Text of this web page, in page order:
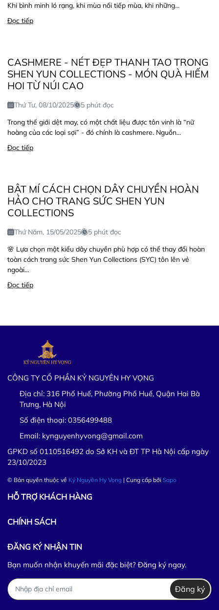
Khi bình minh ló rạng, khi mùa nối tiếp mùa, khi những...
Đọc tiếp
CASHMERE - NÉT ĐẸP THANH TAO TRONG
SHEN YUN COLLECTIONS - MÓN QUÀ HIẾM
HOI TỪ NÚI CAO
Thứ Tư, 08/10/2025
5 phút đọc
Trong thế giới dệt may, có một chất liệu được tôn vinh là “nữ
hoàng của các loại sợi” - đó chính là cashmere. Nguồn...
Đọc tiếp
BẬT MÍ CÁCH CHỌN DÂY CHUYỀN HOÀN
HẢO CHO TRANG SỨC SHEN YUN
COLLECTIONS
Thứ Năm, 15/05/2025
5 phút đọc
🌸 Lựa chọn một kiểu dây chuyền phù hợp có thể thay đổi hoàn
toàn cách trang sức Shen Yun Collections (SYC) tôn lên vẻ
ngoài...
Đọc tiếp
CÔNG TY CỔ PHẦN KỶ NGUYÊN HY VỌNG
Địa chỉ: 316 Phố Huế, Phường Phố Huế, Quận Hai Bà
Trưng, Hà Nội
Số điện thoại: 0356499488
Email: kynguyenhyvong@gmail.com
GPKD số 0110516492 do Sở KH và ĐT TP Hà Nội cấp ngày
23/10/2023
© Bản quyền thuộc về Kỷ Nguyên Hy Vọng | Cung cấp bởi Sapo
HỖ TRỢ KHÁCH HÀNG
CHÍNH SÁCH
ĐĂNG KÝ NHẬN TIN
Bạn muốn nhận khuyến mãi đặc biệt? Đăng ký ngay.
Đăng ký